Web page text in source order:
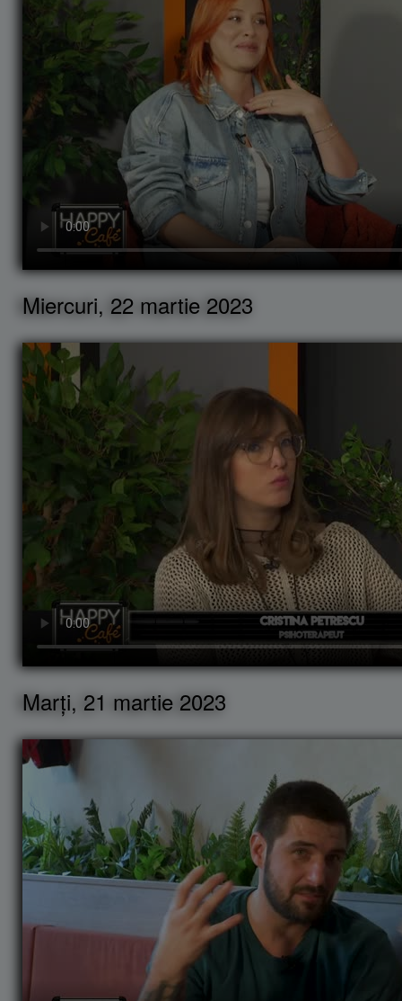
Miercuri, 22 martie 2023
Marți, 21 martie 2023